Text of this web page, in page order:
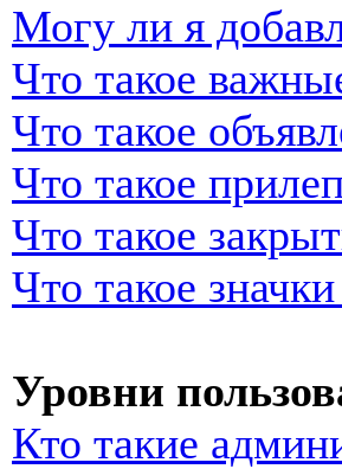
Могу ли я
Что такое
Что такое
Что такое
Что такое
Что такое
Уровни
Кто такие